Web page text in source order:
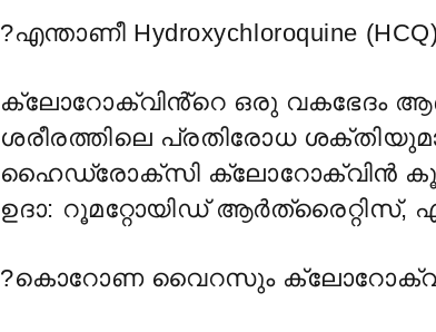
?എന്താണീ Hydroxychloroquine
ക്ലോറോക്വിൻ്റെ ഒരു വകഭേദം
ശരീരത്തിലെ പ്രതിരോധ
ഹൈഡ്രോക്സി ക്ലോറോക്വിൻ
ഉദാ: റൂമറ്റോയിഡ്
?കൊറോണ വൈറസും